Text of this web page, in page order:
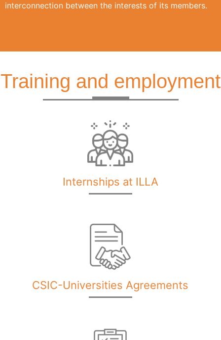
interconnection between the interests of its members.
Training and employment
Internships at ILLA
CSIC-Universities Agreements